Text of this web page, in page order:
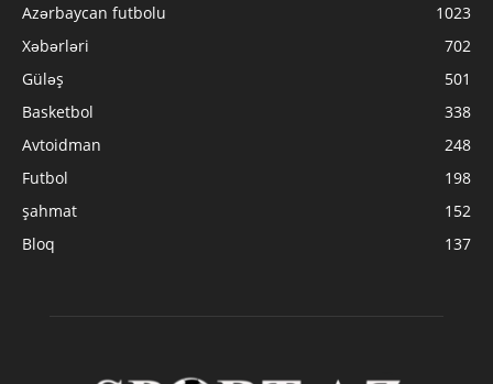
Azərbaycan futbolu
1023
Xəbərləri
702
Güləş
501
Basketbol
338
Avtoidman
248
Futbol
198
şahmat
152
Bloq
137